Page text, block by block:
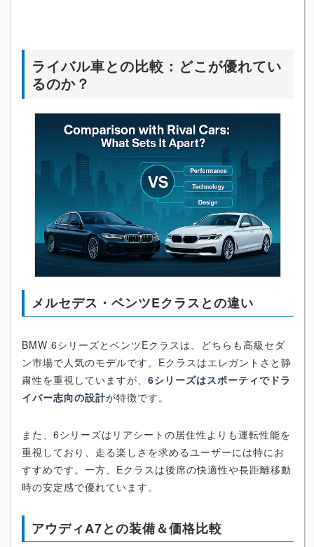
ライバル車との比較：どこが優れてい
るのか？
メルセデス・ベンツEクラスとの違い
BMW 6シリーズとベンツEクラスは、どちらも高級セダ
ン市場で人気のモデルです。Eクラスはエレガントさと静
粛性を重視していますが、 6シリーズはスポーティでドラ
イバー志向の設計が特徴です。
また、6シリーズはリアシートの居住性よりも運転性能を
重視しており、走る楽しさを求めるユーザーには特にお
すすめです。一方、Eクラスは後席の快適性や長距離移動
時の安定感で優れています。
アウディA7との装備＆価格比較